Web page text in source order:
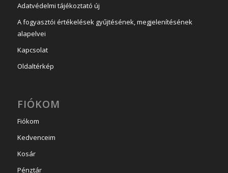
Adatvédelmi tájékoztató új
A fogyasztói értékelések gyűjtésének, megjelenítésének
alapelvei
Kapcsolat
Oldaltérkép
FIÓKOM
Fiókom
Kedvenceim
Kosár
Pénztár